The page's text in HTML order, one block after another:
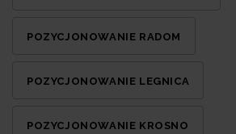
POZYCJONOWANIE RADOM
POZYCJONOWANIE LEGNICA
POZYCJONOWANIE KROSNO